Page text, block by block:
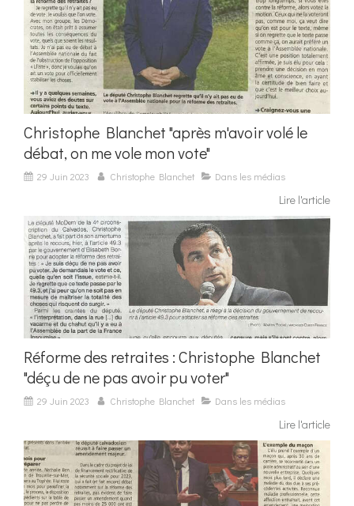
Christophe Blanchet "après m'avoir volé le
débat, on me vole mon vote"
29 Juin 2023 Christophe Blanchet Dans les médias
Lire l'article
Réforme des retraites : Christophe Blanchet
"déçu de ne pas avoir pu voter"
29 Juin 2023 Christophe Blanchet Dans les médias
Lire l'article